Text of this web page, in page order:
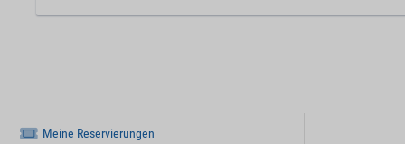
Meine Reservierungen